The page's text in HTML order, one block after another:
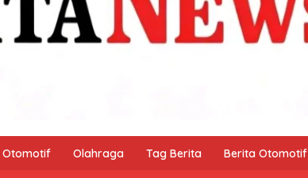
Otomotif Olahraga Tag Berita Berita Otomotif